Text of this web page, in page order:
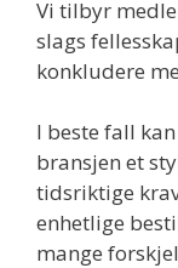
Vi tilbyr
slags
konkludere
I beste fall
bransjen et
tidsriktige
enhetlige
mange